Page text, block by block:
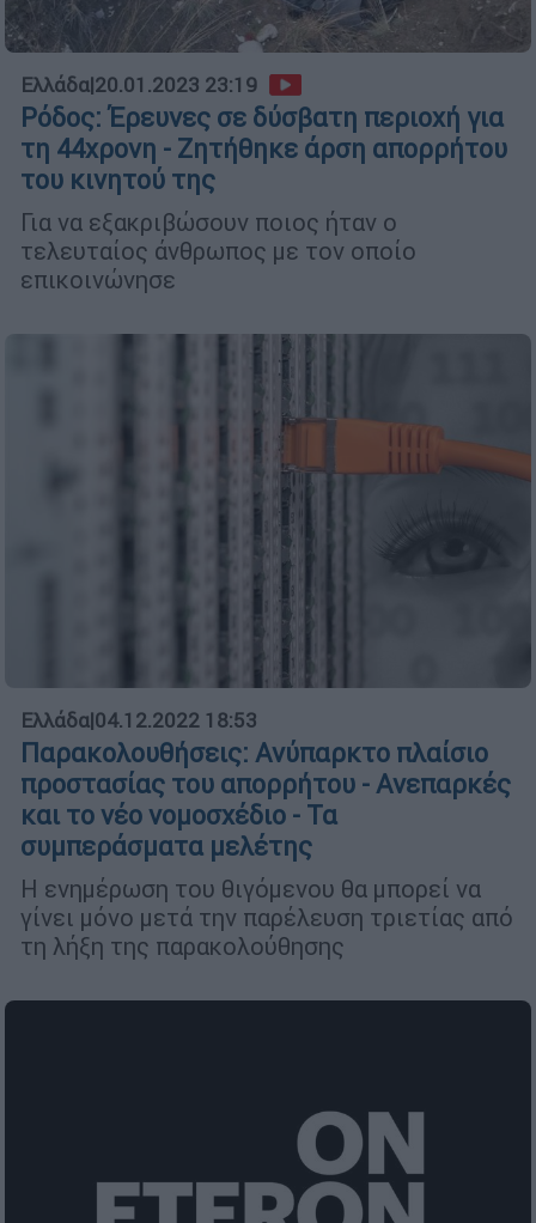
Ελλάδα|20.01.2023 23:19
Ρόδος: Έρευνες σε δύσβατη περιοχή για
τη 44χρονη - Ζητήθηκε άρση απορρήτου
του κινητού της
Για να εξακριβώσουν ποιος ήταν ο
τελευταίος άνθρωπος με τον οποίο
επικοινώνησε
Ελλάδα|04.12.2022 18:53
Παρακολουθήσεις: Ανύπαρκτο πλαίσιο
προστασίας του απορρήτου - Ανεπαρκές
και το νέο νομοσχέδιο - Τα
συμπεράσματα μελέτης
Η ενημέρωση του θιγόμενου θα μπορεί να
γίνει μόνο μετά την παρέλευση τριετίας από
τη λήξη της παρακολούθησης